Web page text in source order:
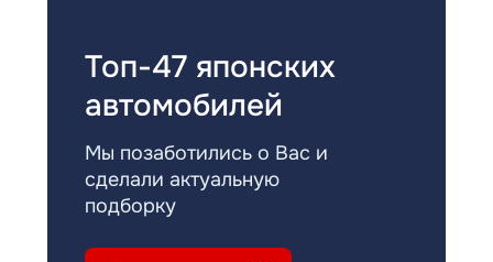
Топ-47 японских
автомобилей
Мы позаботились о Вас и
сделали актуальную
подборку